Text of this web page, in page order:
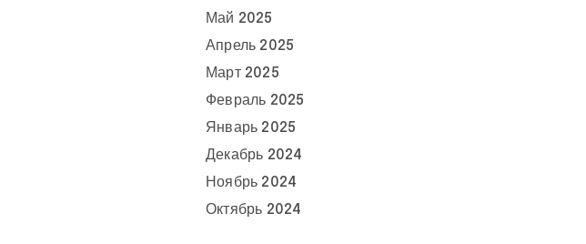
Май 2025
Апрель 2025
Март 2025
Февраль 2025
Январь 2025
Декабрь 2024
Ноябрь 2024
Октябрь 2024